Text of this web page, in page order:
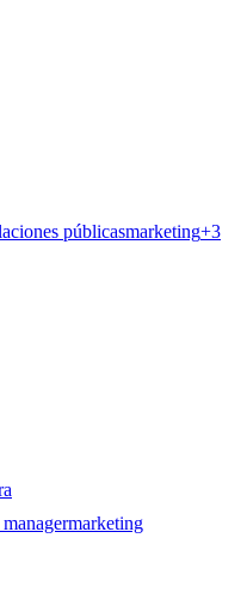
públicasmarketing+3
marketing